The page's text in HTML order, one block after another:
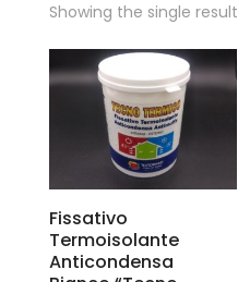
Showing the single result
Fissativo
Termoisolante
Anticondensa